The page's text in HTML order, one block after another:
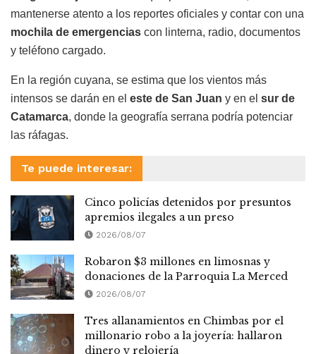
mantenerse atento a los reportes oficiales y contar con una
mochila de emergencias con linterna, radio, documentos
y teléfono cargado.
En la región cuyana, se estima que los vientos más
intensos se darán en el este de San Juan y en el sur de
Catamarca, donde la geografía serrana podría potenciar
las ráfagas.
Te puede interesar:
Cinco policías detenidos por presuntos
apremios ilegales a un preso
2026/08/07
Robaron $3 millones en limosnas y
donaciones de la Parroquia La Merced
2026/08/07
Tres allanamientos en Chimbas por el
millonario robo a la joyería: hallaron
dinero y relojería